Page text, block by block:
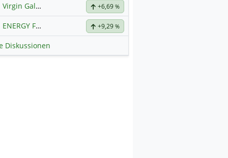
Virgin Galactica +6,69%
ENERGY FUELS Hauptdiskussion+9,29%
Diskussionen